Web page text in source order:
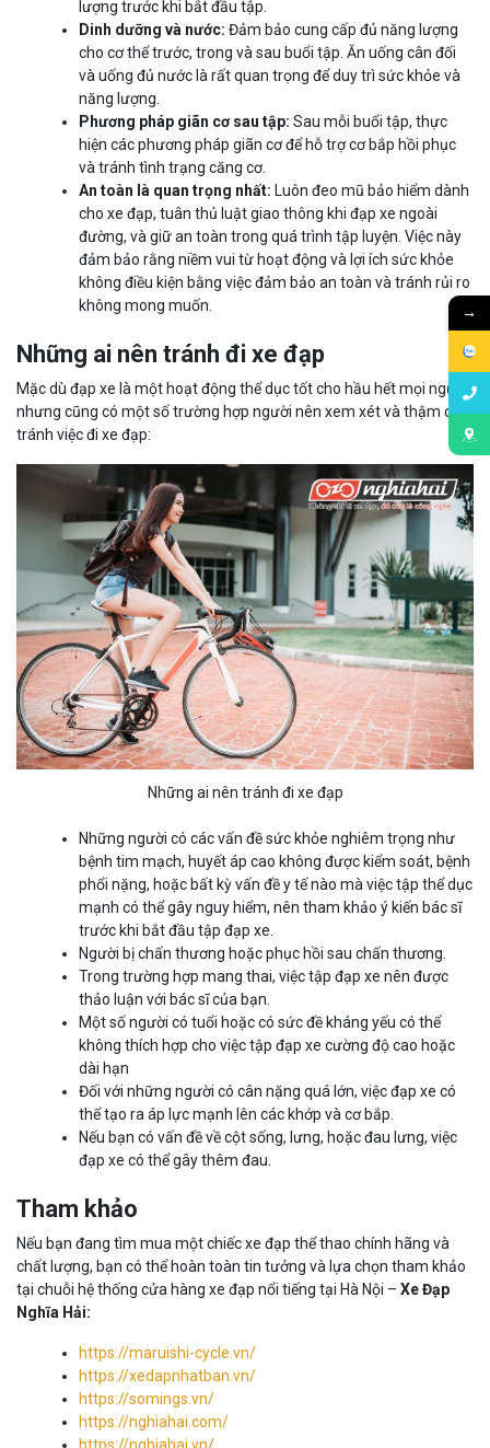
lượng trước khi bắt đầu tập.
Dinh dưỡng và nước: Đảm bảo cung cấp đủ năng lượng
cho cơ thể trước, trong và sau buổi tập. Ăn uống cân đối
và uống đủ nước là rất quan trọng để duy trì sức khỏe và
năng lượng.
Phương pháp giãn cơ sau tập: Sau mỗi buổi tập, thực
hiện các phương pháp giãn cơ để hỗ trợ cơ bắp hồi phục
và tránh tình trạng căng cơ.
An toàn là quan trọng nhất: Luôn đeo mũ bảo hiểm dành
cho xe đạp, tuân thủ luật giao thông khi đạp xe ngoài
đường, và giữ an toàn trong quá trình tập luyện. Việc này
đảm bảo rằng niềm vui từ hoạt động và lợi ích sức khỏe
không điều kiện bằng việc đảm bảo an toàn và tránh rủi ro
không mong muốn.
Những ai nên tránh đi xe đạp
Mặc dù đạp xe là một hoạt động thể dục tốt cho hầu hết mọi người,
nhưng cũng có một số trường hợp người nên xem xét và thậm chí
tránh việc đi xe đạp:
Những ai nên tránh đi xe đạp
Những người có các vấn đề sức khỏe nghiêm trọng như
bệnh tim mạch, huyết áp cao không được kiểm soát, bệnh
phổi nặng, hoặc bất kỳ vấn đề y tế nào mà việc tập thể dục
mạnh có thể gây nguy hiểm, nên tham khảo ý kiến bác sĩ
trước khi bắt đầu tập đạp xe.
Người bị chấn thương hoặc phục hồi sau chấn thương.
Trong trường hợp mang thai, việc tập đạp xe nên được
thảo luận với bác sĩ của bạn.
Một số người có tuổi hoặc có sức đề kháng yếu có thể
không thích hợp cho việc tập đạp xe cường độ cao hoặc
dài hạn
Đối với những người có cân nặng quá lớn, việc đạp xe có
thể tạo ra áp lực mạnh lên các khớp và cơ bắp.
Nếu bạn có vấn đề về cột sống, lưng, hoặc đau lưng, việc
đạp xe có thể gây thêm đau.
Tham khảo
Nếu bạn đang tìm mua một chiếc xe đạp thể thao chính hãng và
chất lượng, bạn có thể hoàn toàn tin tưởng và lựa chọn tham khảo
tại chuỗi hệ thống cửa hàng xe đạp nổi tiếng tại Hà Nội – Xe Đạp
Nghĩa Hải:
https://maruishi-cycle.vn/
https://xedapnhatban.vn/
https://somings.vn/
https://nghiahai.com/
→